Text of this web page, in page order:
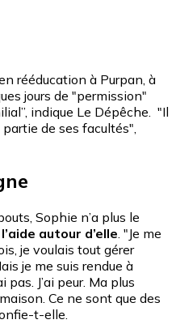
rééducation à Purpan, à
jours de "permission"
indique Le Dépêche. "Il
de ses facultés",
Sophie n’a plus le
autour d’elle. "Je me
je voulais tout gérer
je me suis rendue à
pas. J’ai peur. Ma plus
Ce ne sont que des
t-elle.